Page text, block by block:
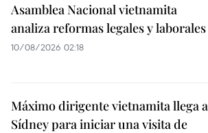
Asamblea Nacional vietnamita
analiza reformas legales y laborales
10/08/2026 02:18
Máximo dirigente vietnamita llega a
Sídney para iniciar una visita de